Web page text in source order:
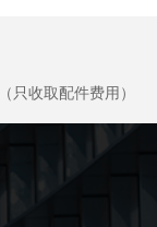
只收取配件费用）